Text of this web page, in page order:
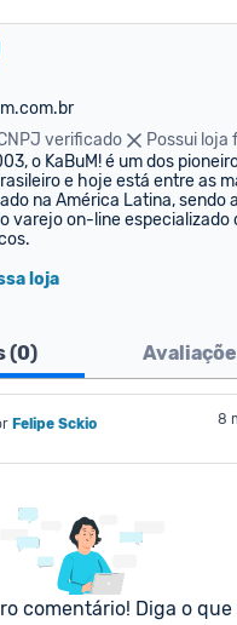
verificado
Possui loja
o KaBuM! é um dos
e hoje está entre as
na América Latina, sendo
varejo on-line especializado
loja
(0)
Felipe Sckio 8
comentário! Diga o